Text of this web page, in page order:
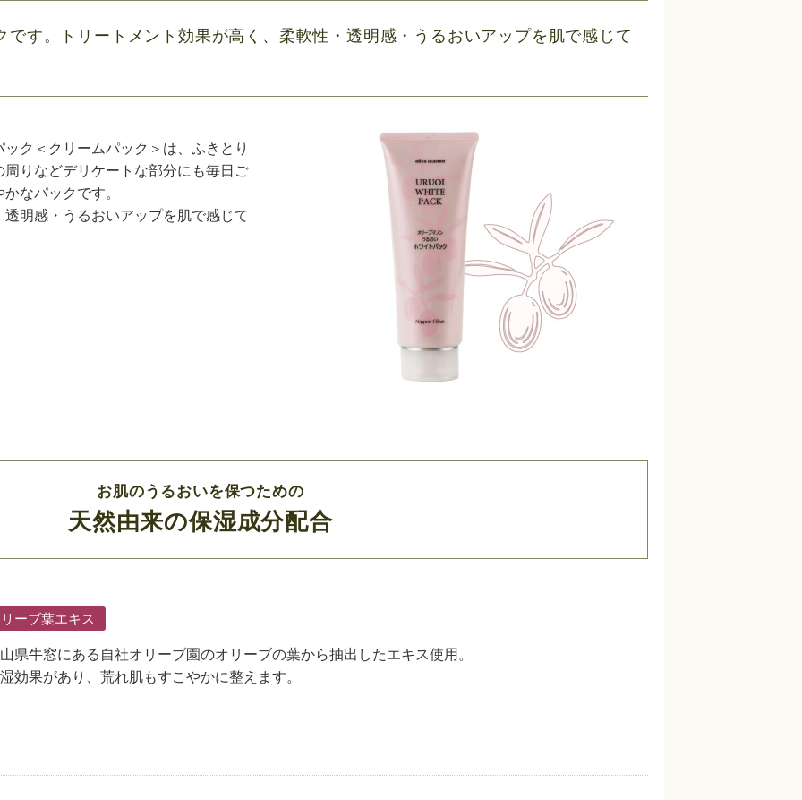
です。トリートメント効果が高く、柔軟性・透明感・うるおいアップを肌で感じて
ク＜クリームパック＞は、ふきとり
りなどデリケートな部分にも毎日ご
なパックです。
明感・うるおいアップを肌で感じて
お肌のうるおいを保つための
天然由来の保湿成分配合
ーブ葉エキス
県牛窓にある自社オリーブ園のオリーブの葉から抽出したエキス使用。
効果があり、荒れ肌もすこやかに整えます。